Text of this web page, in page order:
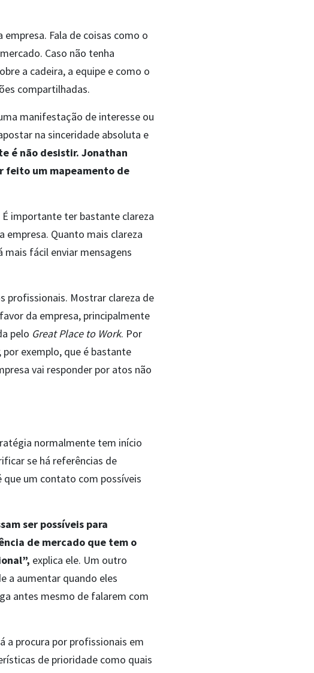
Fala de coisas como o
Caso não tenha
a cadeira, a equipe e como o
compartilhadas.
manifestação de interesse ou
na sinceridade absoluta e
é não desistir. Jonathan
feito um mapeamento de
importante ter bastante clareza
empresa. Quanto mais clareza
mais fácil enviar mensagens
profissionais. Mostrar clareza de
da empresa, principalmente
pelo Great Place to Work. Por
por exemplo, que é bastante
vai responder por atos não
normalmente tem início
se há referências de
um contato com possíveis
ser possíveis para
de mercado que tem o
explica ele. Um outro
a aumentar quando eles
antes mesmo de falarem com
a procura por profissionais em
de prioridade como quais